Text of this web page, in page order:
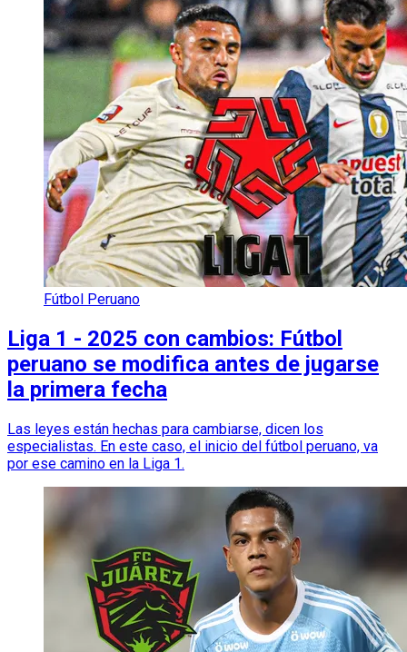
Fútbol Peruano
Liga 1 - 2025 con cambios: Fútbol
peruano se modifica antes de jugarse
la primera fecha
Las leyes están hechas para cambiarse, dicen los
especialistas. En este caso, el inicio del fútbol peruano, va
por ese camino en la Liga 1.